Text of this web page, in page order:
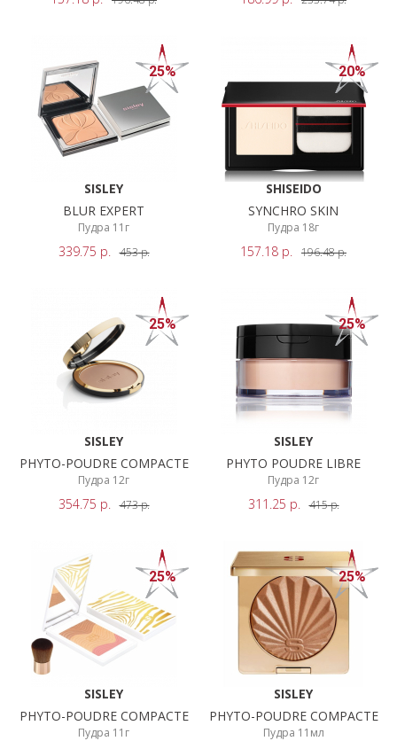
25%
SISLEY
BLUR EXPERT
Пудра 11г
339.75 р. 453р.
20%
SHISEIDO
SYNCHRO SKIN
Пудра 18г
157.18 р. 196.48р.
25%
SISLEY
PHYTO-POUDRE COMPACTE
Пудра 12г
354.75 р. 473р.
25%
SISLEY
PHYTO POUDRE LIBRE
Пудра 12г
311.25 р. 415р.
25%
SISLEY
PHYTO-POUDRE COMPACTE
Пудра 11г
25%
SISLEY
PHYTO-POUDRE COMPACTE
Пудра 11мл